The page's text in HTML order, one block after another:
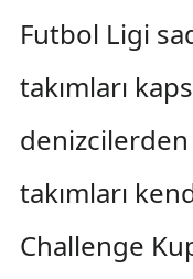
Futbol Ligi
takımları
takımları
Challenge